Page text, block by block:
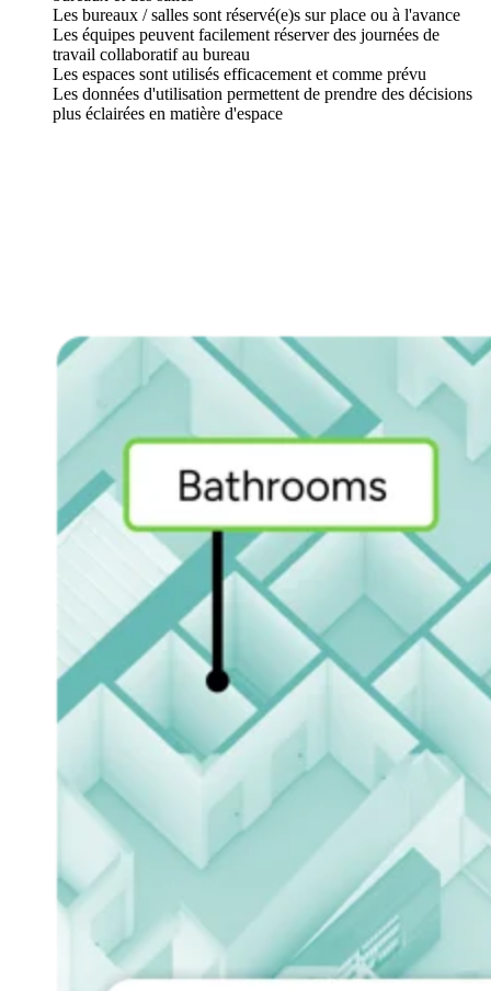
Les bureaux / salles sont réservé(e)s sur place ou à l'avance
Les équipes peuvent facilement réserver des journées de
travail collaboratif au bureau
Les espaces sont utilisés efficacement et comme prévu
Les données d'utilisation permettent de prendre des décisions
plus éclairées en matière d'espace